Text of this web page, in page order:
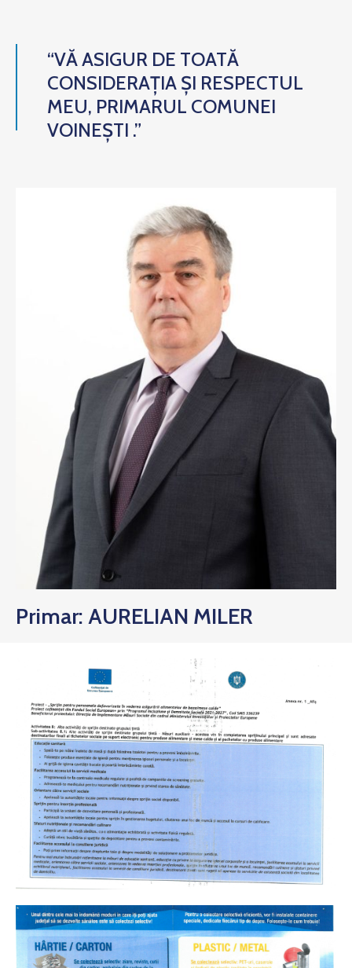
“VĂ ASIGUR DE TOATĂ
CONSIDERAȚIA ȘI RESPECTUL
MEU, PRIMARUL COMUNEI
VOINEȘTI .”
Primar: AURELIAN MILER